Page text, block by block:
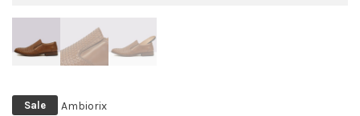
Sale Ambiorix